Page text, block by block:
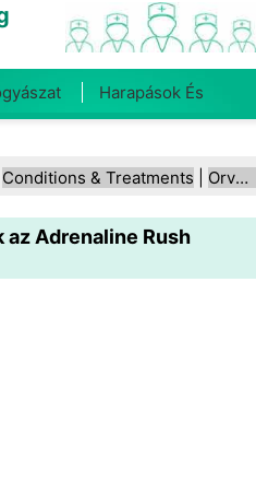
Harapások És
Családi
Mentális Egészség
Sebészet És
Conditions & Treatments Orvosi állapotok
Adrenaline Rush